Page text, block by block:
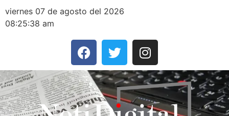
viernes 07 de agosto del 2026
08:25:38 am